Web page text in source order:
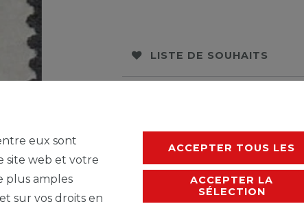
LISTE DE SOUHAITS
eux sont
site web et votre
plus amples
sur vos droits en
ACCEPTER TOUS LES
ACCEPTER LA
SÉLECTION